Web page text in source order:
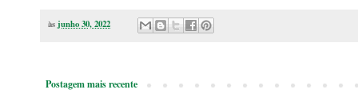
àsjunho 30, 2022
Postagem mais recente